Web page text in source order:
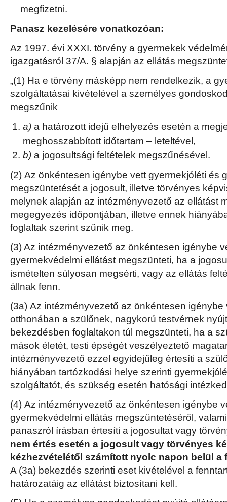
megfizetni.
Panasz kezelésére vonatkozóan:
Az 1997. évi XXXI. törvény a gyermekek
igazgatásról 37/A. § alapján az ellátás
„(1) Ha e törvény másképp nem rendelkezik, a
szolgáltatásai kivételével a személyes
megszűnik
a) a határozott idejű elhelyezés esetén a
meghosszabbított időtartam – leteltével,
b) a jogosultsági feltételek megszűnésével.
(2) Az önkéntesen igénybe vett gyermekjóléti és
megszüntetését a jogosult, illetve törvényes
melynek alapján az intézményvezető az ellátást
megegyezés időpontjában, illetve ennek
foglaltak szerint szűnik meg.
(3) Az intézményvezető az önkéntesen igénybe
gyermekvédelmi ellátást megszünteti, ha a
ismételten súlyosan megsérti, vagy az ellátás
állnak fenn.
(3a) Az intézményvezető az önkéntesen
otthonában a szülőnek, nagykorú testvérnek
bekezdésben foglaltakon túl megszünteti, ha a
mások életét, testi épségét veszélyeztető
intézményvezető ezzel egyidejűleg értesíti a
hiányában tartózkodási helye szerinti
szolgáltatót, és szükség esetén hatósági
(4) Az intézményvezető az önkéntesen igénybe
gyermekvédelmi ellátás megszüntetéséről,
panaszról írásban értesíti a jogosultat vagy
nem értés esetén a jogosult vagy törvényes
kézhezvételétől számított nyolc napon belül
A (3a) bekezdés szerinti eset kivételével a
határozatáig az ellátást biztosítani kell.